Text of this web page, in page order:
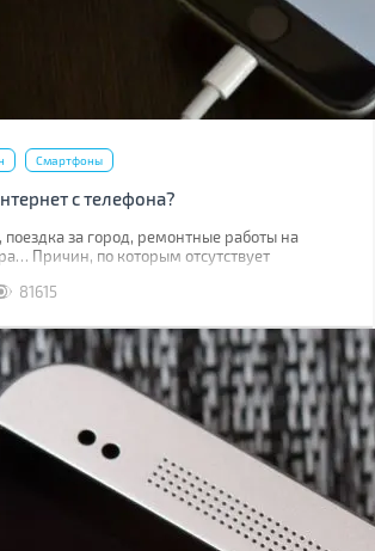
Смартфоны
с телефона?
поездка за город, ремонтные работы на
Причин, по которым отсутствует
сеть, конечно, если вы находитесь в
81615